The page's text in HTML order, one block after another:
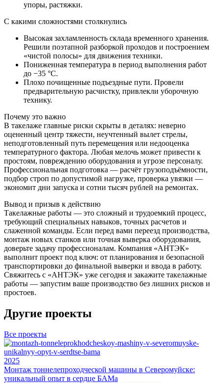
упоры, растяжки.
С какими сложностями столкнулись
Высокая захламленность склада временного хранения.
Решили поэтапной разборкой проходов и построением
«чистой полосы» для движения техники.
Пониженная температура в период выполнения работ
до −35 °C.
Плохо почищенные подъездные пути. Провели
предварительную расчистку, привлекли уборочную
технику.
Почему это важно
В такелаже главные риски скрыты в деталях: неверно
оцененный центр тяжести, неучтенный вылет стрелы,
неподготовленный путь перемещения или недооценка
температурного фактора. Любая мелочь может привести к
простоям, повреждению оборудования и угрозе персоналу.
Профессиональная подготовка — расчёт грузоподъёмности,
подбор строп по допустимой нагрузке, проверка увязки —
экономит дни запуска и сотни тысяч рублей на ремонтах.
Вывод и призыв к действию
Такелажные работы — это сложный и трудоемкий процесс,
требующий специальных навыков, точных расчетов и
слаженной команды. Если перед вами переезд производства,
монтаж новых станков или точная выверка оборудования,
доверьте задачу профессионалам. Компания «АНТЭК»
выполнит проект под ключ: от планирования и безопасной
транспортировки до финальной выверки и ввода в работу.
Свяжитесь с «АНТЭК» уже сегодня и закажите такелажные
работы — запустим ваше производство без лишних рисков и
простоев.
Другие проекты
Все проекты
2025
Монтаж тоннелепроходческой машины в Северомуйске:
уникальный опыт в сердце БАМа